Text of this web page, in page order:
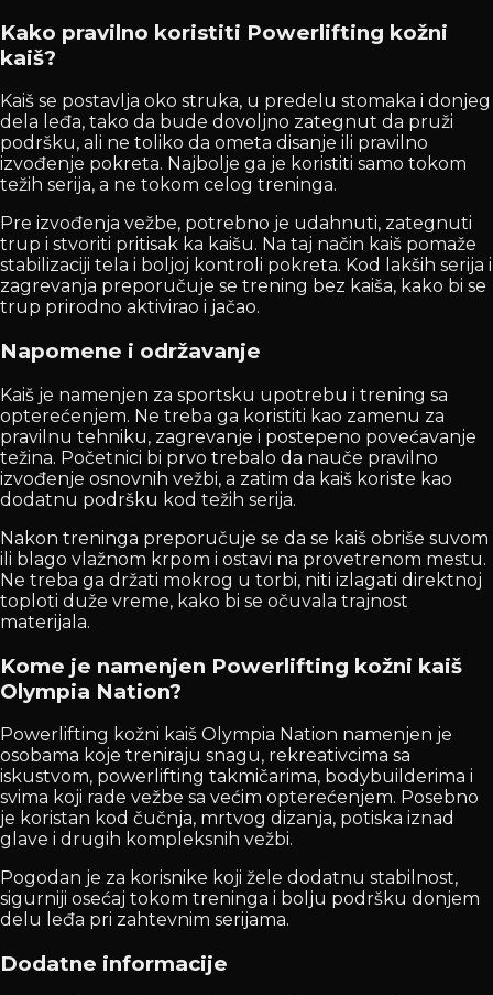
Kako pravilno koristiti Powerlifting kožni
kaiš?
Kaiš se postavlja oko struka, u predelu stomaka i donjeg
dela leđa, tako da bude dovoljno zategnut da pruži
podršku, ali ne toliko da ometa disanje ili pravilno
izvođenje pokreta. Najbolje ga je koristiti samo tokom
težih serija, a ne tokom celog treninga.
Pre izvođenja vežbe, potrebno je udahnuti, zategnuti
trup i stvoriti pritisak ka kaišu. Na taj način kaiš pomaže
stabilizaciji tela i boljoj kontroli pokreta. Kod lakših serija i
zagrevanja preporučuje se trening bez kaiša, kako bi se
trup prirodno aktivirao i jačao.
Napomene i održavanje
Kaiš je namenjen za sportsku upotrebu i trening sa
opterećenjem. Ne treba ga koristiti kao zamenu za
pravilnu tehniku, zagrevanje i postepeno povećavanje
težina. Početnici bi prvo trebalo da nauče pravilno
izvođenje osnovnih vežbi, a zatim da kaiš koriste kao
dodatnu podršku kod težih serija.
Nakon treninga preporučuje se da se kaiš obriše suvom
ili blago vlažnom krpom i ostavi na provetrenom mestu.
Ne treba ga držati mokrog u torbi, niti izlagati direktnoj
toploti duže vreme, kako bi se očuvala trajnost
materijala.
Kome je namenjen Powerlifting kožni kaiš
Olympia Nation?
Powerlifting kožni kaiš Olympia Nation namenjen je
osobama koje treniraju snagu, rekreativcima sa
iskustvom, powerlifting takmičarima, bodybuilderima i
svima koji rade vežbe sa većim opterećenjem. Posebno
je koristan kod čučnja, mrtvog dizanja, potiska iznad
glave i drugih kompleksnih vežbi.
Pogodan je za korisnike koji žele dodatnu stabilnost,
sigurniji osećaj tokom treninga i bolju podršku donjem
delu leđa pri zahtevnim serijama.
Dodatne informacije